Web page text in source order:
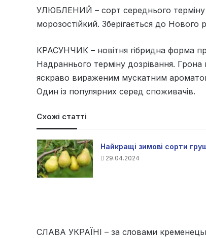
УЛЮБЛЕНИЙ – сорт середнього терміну
морозостійкий. Зберігається до
КРАСУНЧИК – новітня гібридна форма
Надраннього терміну дозрівання.
яскраво вираженим мускатним
Один із популярних серед споживачів.
Схожі статті
Найкращі зимові сорти
29.04.2024
СЛАВА УКРАЇНІ – за словами